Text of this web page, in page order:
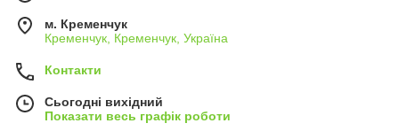
м. Кременчук
Кременчук, Кременчук, Україна
Контакти
Сьогодні вихідний
Показати весь графік роботи